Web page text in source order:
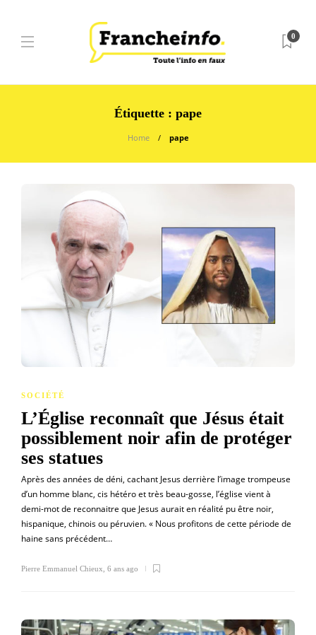
0
Étiquette : pape
Home pape
SOCIÉTÉ
L’Église reconnaît que Jésus était
possiblement noir afin de protéger
ses statues
Après des années de déni, cachant Jesus derrière l’image trompeuse
d’un homme blanc, cis hétéro et très beau-gosse, l’église vient à
demi-mot de reconnaitre que Jesus aurait en réalité pu être noir,
hispanique, chinois ou péruvien. « Nous profitons de cette période de
haine sans précédent…
Pierre Emmanuel Chieux 6 ans ago